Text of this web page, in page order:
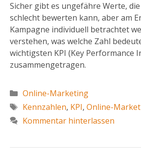
Sicher gibt es ungefähre Werte,
schlecht bewerten kann, aber am
Kampagne individuell betrachtet
verstehen, was welche Zahl
wichtigsten KPI (Key Performance
zusammengetragen.
Kategorien
Online-Marketing
Schlagwörter
Kennzahlen, KPI, Online-
Kommentar hinterlassen